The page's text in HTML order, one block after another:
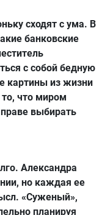
сходят с ума. В
банковские
с собой бедную
картины из жизни
что миром
выбирать
Александра
но каждая ее
«Суженый»,
планируя